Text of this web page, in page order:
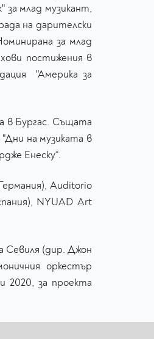
за млад музикант,
на дарителски
за млад
постижения в
"Америка за
в Бургас. Същата
на музиката в
Енеску“.
Auditorio
NYUAD Art
Севиля (дир. Джон
оркестър
2020, за проекта